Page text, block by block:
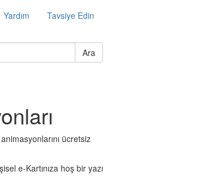
Yardım Tavsiye Edin
Ara
ücretsiz
e-Kartınıza hoş bir yazı